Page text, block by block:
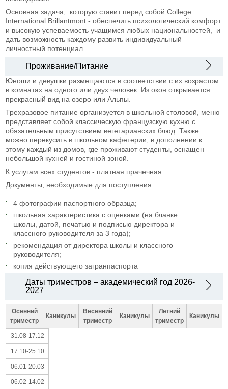
Основная задача, которую ставит перед собой College
International Brillantmont - обеспечить психологический комфорт
и высокую успеваемость учащимся любых национальностей, и
дать возможность каждому развить индивидуальный
личностный потенциал.
Проживание/Питание
Юноши и девушки размещаются в соответствии с их возрастом
в комнатах на одного или двух человек. Из окон открывается
прекрасный вид на озеро или Альпы.
Трехразовое питание организуется в школьной столовой, меню
представляет собой классическую французскую кухню с
обязательным присутствием вегетарианских блюд. Также
можно перекусить в школьном кафетерии, в дополнении к
этому каждый из домов, где проживают студенты, оснащен
небольшой кухней и гостиной зоной.
К услугам всех студентов - платная прачечная.
Документы, необходимые для поступления
4 фотографии паспортного образца;
школьная характеристика с оценками (на бланке
школы, датой, печатью и подписью директора и
классного руководителя за 3 года);
рекомендация от директора школы и классного
руководителя;
копия действующего загранпаспорта
Даты триместров – академический год 2026-
2027
Осенний
триместр
Каникулы
Весенний
триместр
Каникулы
Летний
триместр
Каникулы
31.08-17.12
17.10-25.10
06.01-20.03
06.02-14.02